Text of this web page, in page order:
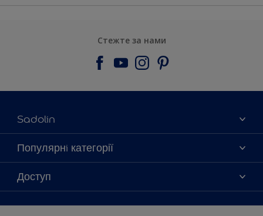
Стежте за нами
Sadolin
Про компанiю
Контактна iнформацiя
Мапа сайту
Популярнi категорії
Кольори
Продукцiя
Натхнення
Доступ